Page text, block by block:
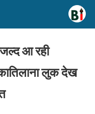
आ रही
लुक देख